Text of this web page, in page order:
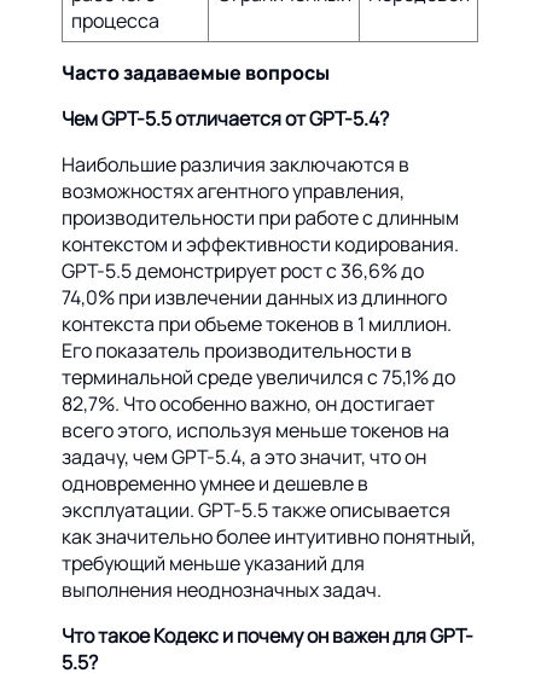
процесса
Часто задаваемые вопросы
Чем GPT-5.5 отличается от GPT-5.4?
Наибольшие различия заключаются в
возможностях агентного управления,
производительности при работе с длинным
контекстом и эффективности кодирования.
GPT-5.5 демонстрирует рост с 36,6% до
74,0% при извлечении данных из длинного
контекста при объеме токенов в 1 миллион.
Его показатель производительности в
терминальной среде увеличился с 75,1% до
82,7%. Что особенно важно, он достигает
всего этого, используя меньше токенов на
задачу, чем GPT-5.4, а это значит, что он
одновременно умнее и дешевле в
эксплуатации. GPT-5.5 также описывается
как значительно более интуитивно понятный,
требующий меньше указаний для
выполнения неоднозначных задач.
Что такое Кодекс и почему он важен для GPT-
5.5?